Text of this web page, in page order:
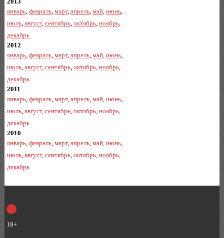
январь, февраль, март, апрель, май, июнь,
июль, август, сентябрь, октябрь, ноябрь,
декабрь
2012
январь, февраль, март, апрель, май, июнь,
июль, август, сентябрь, октябрь, ноябрь,
декабрь
2011
январь, февраль, март, апрель, май, июнь,
июль, август, сентябрь, октябрь, ноябрь,
декабрь
2010
январь, февраль, март, апрель, май, июнь,
июль, август, сентябрь, октябрь, ноябрь,
декабрь
18+